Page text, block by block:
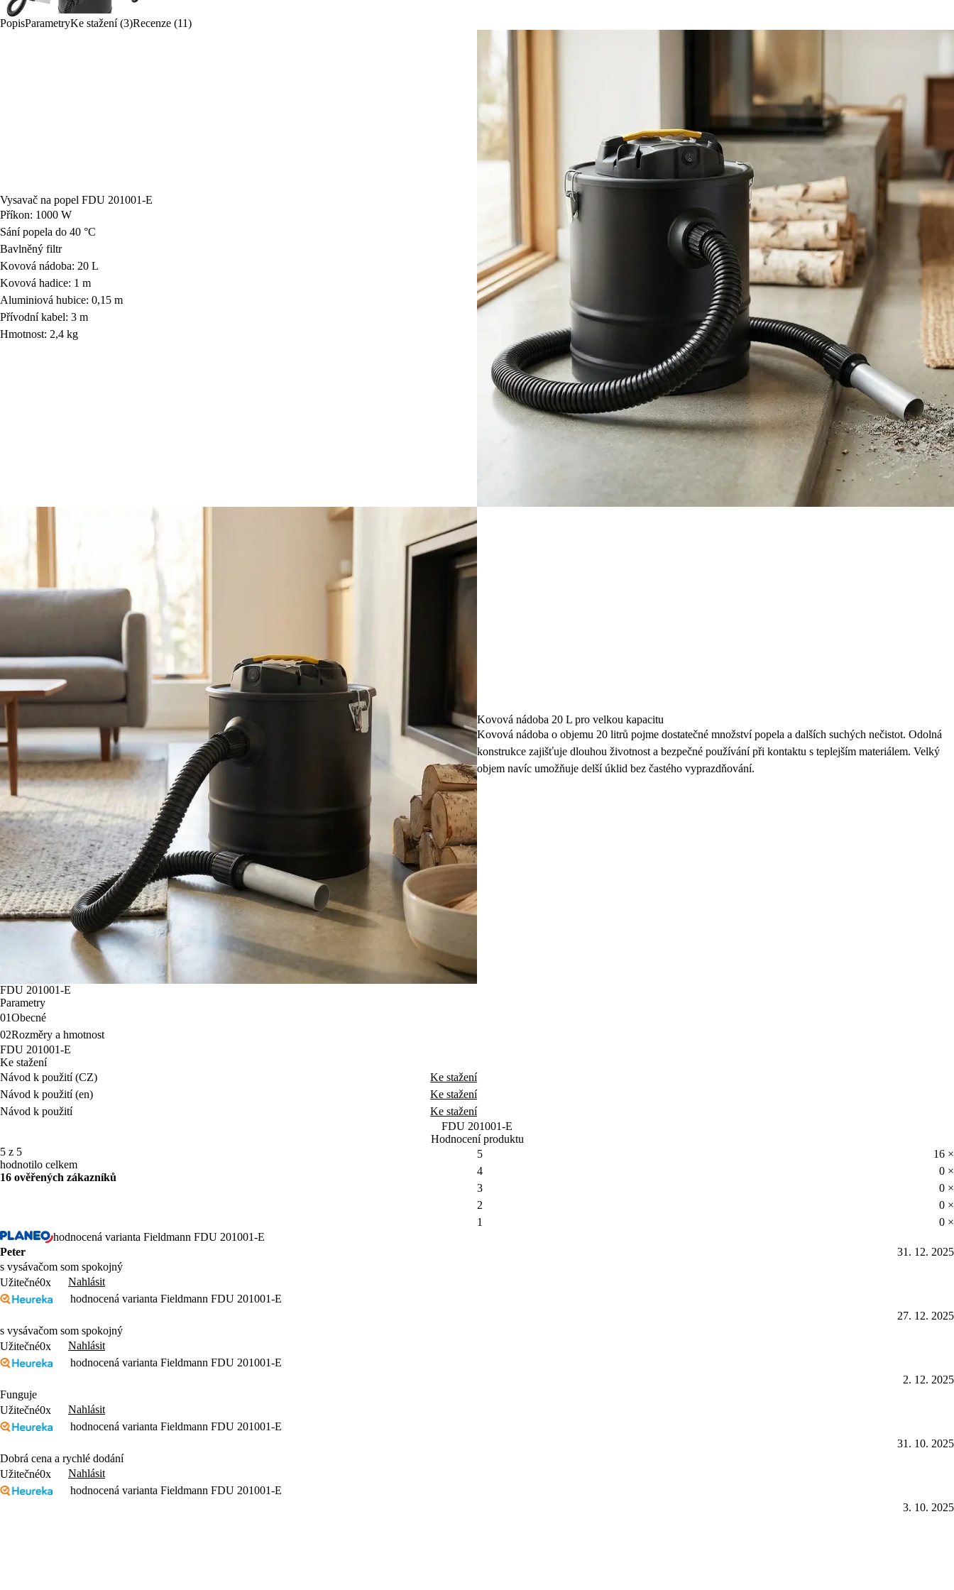
PopisParametryKe stažení (3)Recenze (11)
Vysavač na popel FDU 201001-E
Příkon: 1000 W
Sání popela do 40 °C
Bavlněný filtr
Kovová nádoba: 20 L
Kovová hadice: 1 m
Aluminiová hubice: 0,15 m
Přívodní kabel: 3 m
Hmotnost: 2,4 kg
Kovová nádoba 20 L pro velkou kapacitu
Kovová nádoba o objemu 20 litrů pojme dostatečné množství popela a dalších suchých nečistot. Odolná
konstrukce zajišťuje dlouhou životnost a bezpečné používání při kontaktu s teplejším materiálem. Velký
objem navíc umožňuje delší úklid bez častého vyprazdňování.
FDU 201001-E
Parametry
01Obecné
02Rozměry a hmotnost
FDU 201001-E
Ke stažení
Návod k použití (CZ)
Ke stažení
Návod k použití (en)
Ke stažení
Návod k použití
Ke stažení
FDU 201001-E
Hodnocení produktu
5 z 5
hodnotilo celkem
16 ověřených zákazníků
5
16 ×
4
0 ×
3
0 ×
2
0 ×
1
0 ×
hodnocená varianta Fieldmann FDU 201001-E
Peter
31. 12. 2025
s vysávačom som spokojný
Užitečné0x
Nahlásit
hodnocená varianta Fieldmann FDU 201001-E
27. 12. 2025
s vysávačom som spokojný
Užitečné0x
Nahlásit
hodnocená varianta Fieldmann FDU 201001-E
2. 12. 2025
Funguje
Užitečné0x
Nahlásit
hodnocená varianta Fieldmann FDU 201001-E
31. 10. 2025
Dobrá cena a rychlé dodání
Užitečné0x
Nahlásit
hodnocená varianta Fieldmann FDU 201001-E
3. 10. 2025